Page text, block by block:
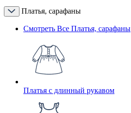
Платья, сарафаны
Смотреть Все Платья, сарафаны
Платья с длинный рукавом